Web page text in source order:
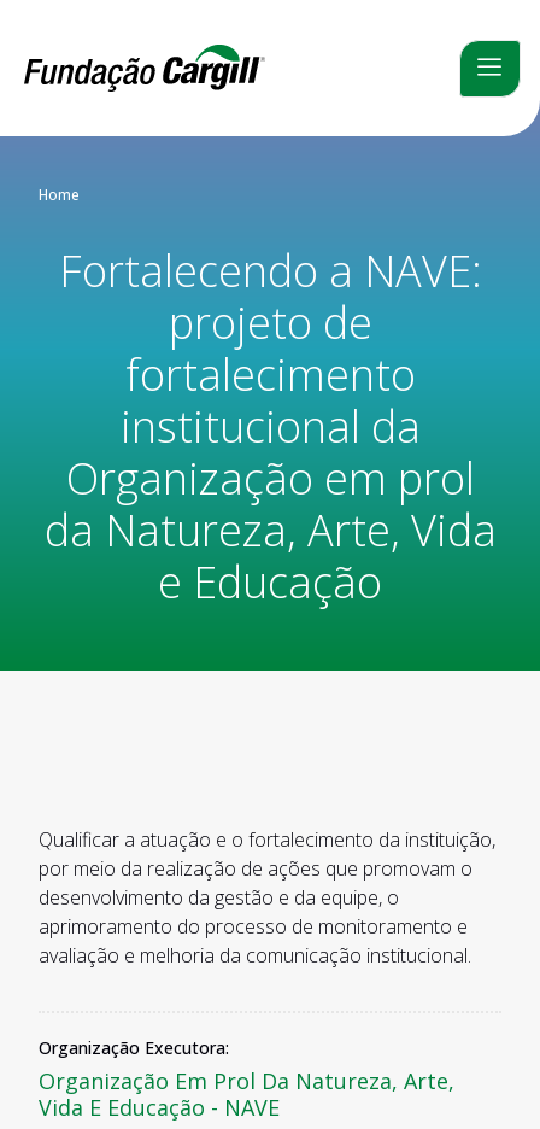
Home
Fortalecendo a NAVE:
projeto de
fortalecimento
institucional da
Organização em prol
da Natureza, Arte, Vida
e Educação
Qualificar a atuação e o fortalecimento da instituição,
por meio da realização de ações que promovam o
desenvolvimento da gestão e da equipe, o
aprimoramento do processo de monitoramento e
avaliação e melhoria da comunicação institucional.
Organização Executora:
Organização Em Prol Da Natureza, Arte,
Vida E Educação - NAVE